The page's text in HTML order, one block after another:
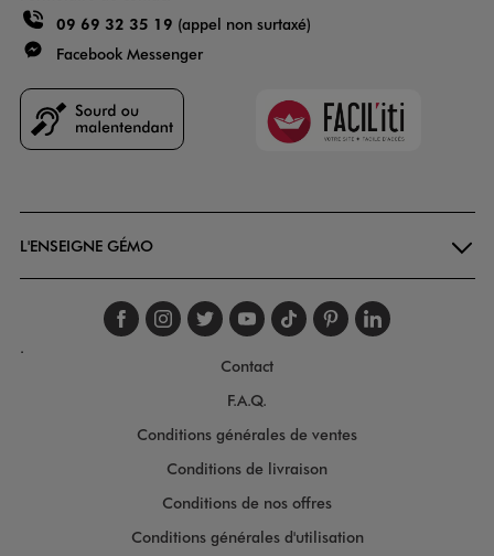
09 69 32 35 19 (appel non surtaxé)
Facebook Messenger
Faciliti
L'ENSEIGNE GÉMO
Suivez-nous sur
Suivez-nous sur
Suivez-nous sur
Suivez-nous
Suivez-nous
Suivez-
.
Contact
F.A.Q.
Conditions générales de ventes
Conditions de livraison
Conditions de nos offres
Conditions générales d'utilisation